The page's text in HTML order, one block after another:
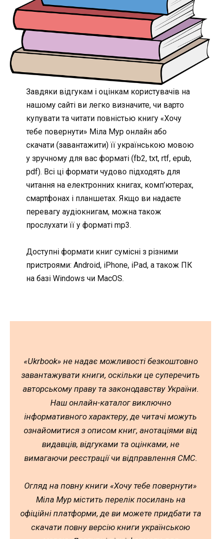
Завдяки відгукам і оцінкам користувачів на
нашому сайті ви легко визначите, чи варто
купувати та читати повністью книгу «Хочу
тебе повернути» Міла Мур онлайн або
скачати (завантажити) її українською мовою
у зручному для вас форматі (fb2, txt, rtf, epub,
pdf). Всі ці формати чудово підходять для
читання на електронних книгах, комп’ютерах,
смартфонах і планшетах. Якщо ви надаєте
перевагу аудіокнигам, можна також
прослухати її у форматі mp3.
Доступні формати книг сумісні з різними
пристроями: Android, iPhone, iPad, а також ПК
на базі Windows чи MacOS.
«Ukrbook» не надає можливості безкоштовно
завантажувати книги, оскільки це суперечить
авторському праву та законодавству України.
Наш онлайн-каталог виключно
інформативного характеру, де читачі можуть
ознайомитися з описом книг, анотаціями від
видавців, відгуками та оцінками, не
вимагаючи реєстрації чи відправлення СМС.
Огляд на повну книги «Хочу тебе повернути»
Міла Мур містить перелік посилань на
офіційні платформи, де ви можете придбати та
скачати повну версію книги українською